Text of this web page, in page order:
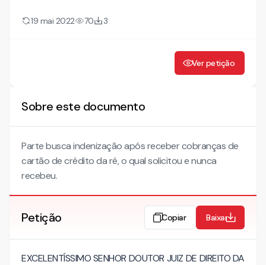
19 mai 2022 70 3
Ver petição
Sobre este documento
Parte busca indenização após receber cobranças de
cartão de crédito da ré, o qual solicitou e nunca
recebeu.
Petição Copiar Baixar
EXCELENTÍSSIMO SENHOR DOUTOR JUIZ DE DIREITO DA